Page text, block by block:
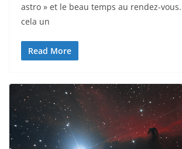
astro » et le beau temps au rendez-
cela un
Read More